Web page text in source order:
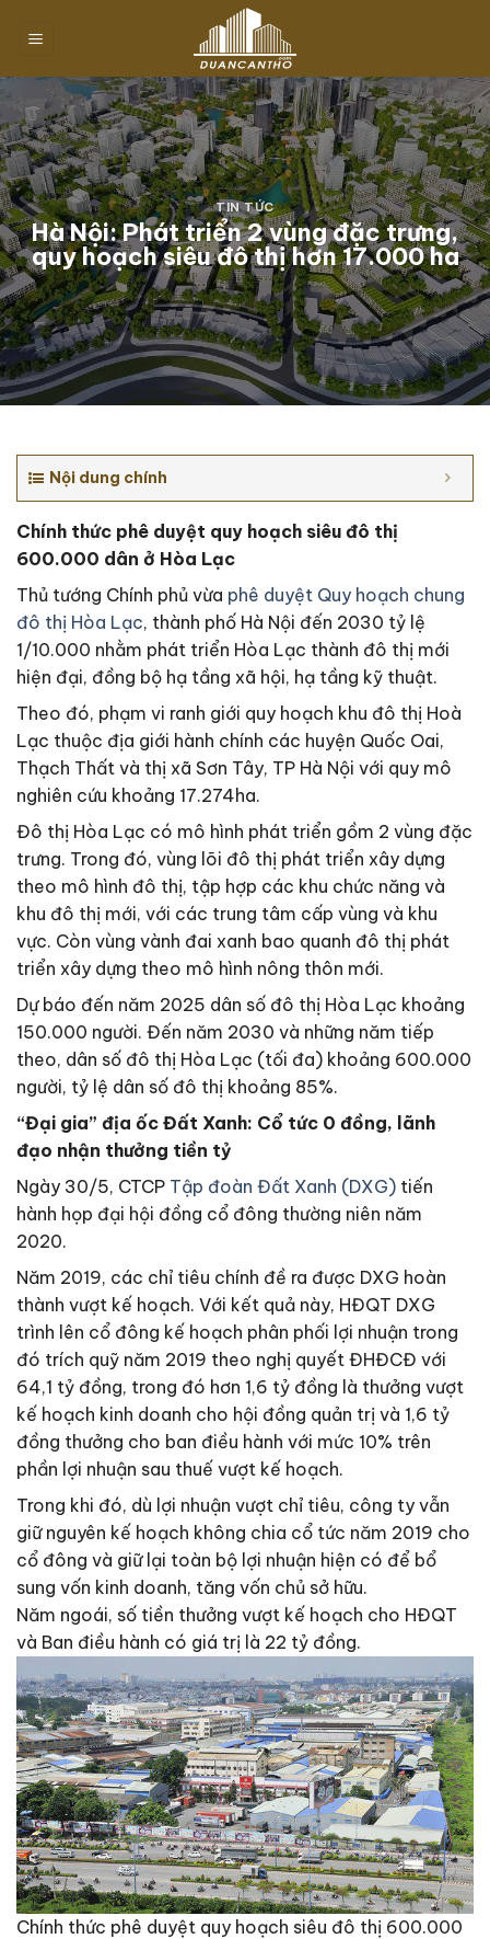
đến
dung
TIN TỨC
Hà Nội: Phát triển 2 vùng đặc trưng,
quy hoạch siêu đô thị hơn 17.000 ha
Nội dung chính
Chính thức phê duyệt quy hoạch siêu đô thị
600.000 dân ở Hòa Lạc
Thủ tướng Chính phủ vừa phê duyệt Quy hoạch chung
đô thị Hòa Lạc, thành phố Hà Nội đến 2030 tỷ lệ
1/10.000 nhằm phát triển Hòa Lạc thành đô thị mới
hiện đại, đồng bộ hạ tầng xã hội, hạ tầng kỹ thuật.
Theo đó, phạm vi ranh giới quy hoạch khu đô thị Hoà
Lạc thuộc địa giới hành chính các huyện Quốc Oai,
Thạch Thất và thị xã Sơn Tây, TP Hà Nội với quy mô
nghiên cứu khoảng 17.274ha.
Đô thị Hòa Lạc có mô hình phát triển gồm 2 vùng đặc
trưng. Trong đó, vùng lõi đô thị phát triển xây dựng
theo mô hình đô thị, tập hợp các khu chức năng và
khu đô thị mới, với các trung tâm cấp vùng và khu
vực. Còn vùng vành đai xanh bao quanh đô thị phát
triển xây dựng theo mô hình nông thôn mới.
Dự báo đến năm 2025 dân số đô thị Hòa Lạc khoảng
150.000 người. Đến năm 2030 và những năm tiếp
theo, dân số đô thị Hòa Lạc (tối đa) khoảng 600.000
người, tỷ lệ dân số đô thị khoảng 85%.
“Đại gia” địa ốc Đất Xanh: Cổ tức 0 đồng, lãnh
đạo nhận thưởng tiền tỷ
Ngày 30/5, CTCP Tập đoàn Đất Xanh (DXG) tiến
hành họp đại hội đồng cổ đông thường niên năm
2020.
Năm 2019, các chỉ tiêu chính đề ra được DXG hoàn
thành vượt kế hoạch. Với kết quả này, HĐQT DXG
trình lên cổ đông kế hoạch phân phối lợi nhuận trong
đó trích quỹ năm 2019 theo nghị quyết ĐHĐCĐ với
64,1 tỷ đồng, trong đó hơn 1,6 tỷ đồng là thưởng vượt
kế hoạch kinh doanh cho hội đồng quản trị và 1,6 tỷ
đồng thưởng cho ban điều hành với mức 10% trên
phần lợi nhuận sau thuế vượt kế hoạch.
Trong khi đó, dù lợi nhuận vượt chỉ tiêu, công ty vẫn
giữ nguyên kế hoạch không chia cổ tức năm 2019 cho
cổ đông và giữ lại toàn bộ lợi nhuận hiện có để bổ
sung vốn kinh doanh, tăng vốn chủ sở hữu.
Năm ngoái, số tiền thưởng vượt kế hoạch cho HĐQT
và Ban điều hành có giá trị là 22 tỷ đồng.
Chính thức phê duyệt quy hoạch siêu đô thị 600.000